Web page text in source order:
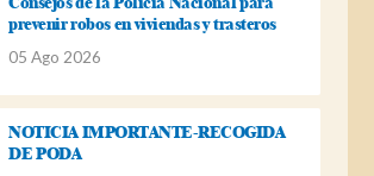
prevenir robos en viviendas y trasteros
05 Ago 2026
NOTICIA IMPORTANTE-RECOGIDA
DE PODA